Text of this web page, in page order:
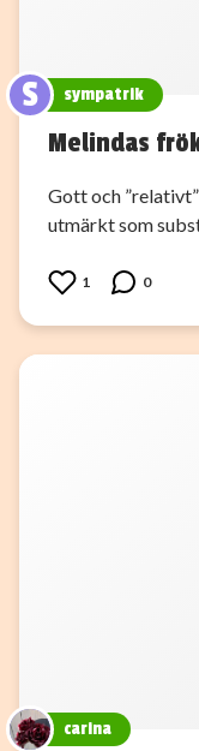
S sympatrik
Melindas
Gott och
utmärkt som
1 0
carina